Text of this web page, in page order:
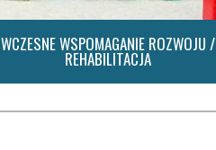
WCZESNE WSPOMAGANIE ROZWOJU /
REHABILITACJA